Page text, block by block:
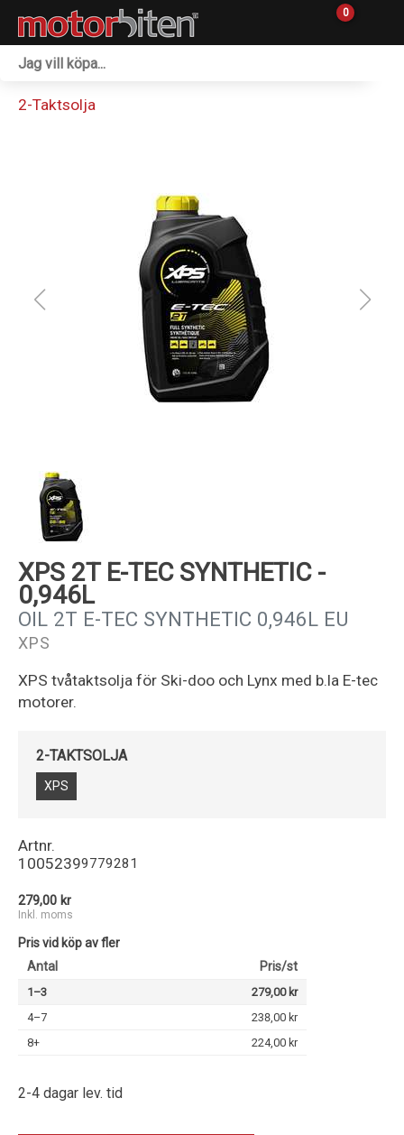
0
Reservdelar
2-Taktsolja
XPS 2T E-TEC SYNTHETIC -
0,946L
OIL 2T E-TEC SYNTHETIC 0,946L EU
XPS
XPS tvåtaktsolja för Ski-doo och Lynx med b.la E-tec
motorer.
2-TAKTSOLJA
XPS
Artnr.
10052399779281
279,00 kr
Inkl. moms
Pris vid köp av fler
Antal
Pris/st
1–3
279,00 kr
4–7
238,00 kr
8+
224,00 kr
2-4 dagar lev. tid